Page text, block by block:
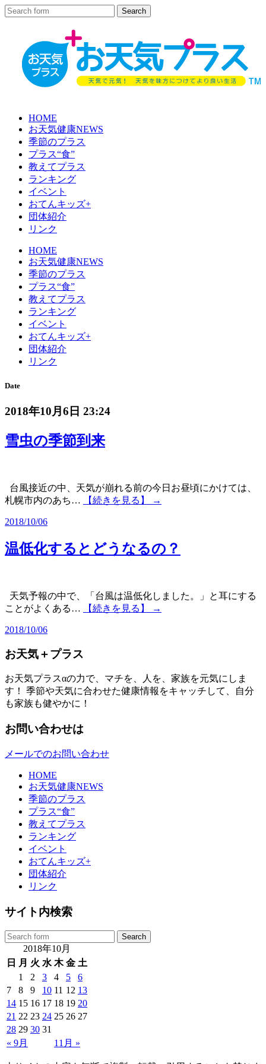
HOME
お天気健康NEWS
季節のプラス
プラス“食”
教えてプラス
ランキング
イベント
おてんキッズ+
団体紹介
リンク
HOME
お天気健康NEWS
季節のプラス
プラス“食”
教えてプラス
ランキング
イベント
おてんキッズ+
団体紹介
リンク
Date
2018年10月6日 23:24
雪虫の季節到来
台風接近の中、天気が崩れる前の今日お昼頃にかけては、
札幌市内のあち…
【続きを見る】 →
2018/10/06
温低化するとどうなるの？
天気予報の中で、「台風は温低化しました。」と耳にする
ことがよくある…
【続きを見る】 →
2018/10/06
お天気＋プラス
お天気プラスαの力で、マチを、人を、家族を元気にしま
す！ 季節や天気に合わせた健康情報をキャッチして、自分
も家族も健やかに！
お問い合わせは
メールでのお問い合わせ
HOME
お天気健康NEWS
季節のプラス
プラス“食”
教えてプラス
ランキング
イベント
おてんキッズ+
団体紹介
リンク
サイト内検索
2018年10月
日
月 火 水 木 金 土
« 9月 11月 »
1 2 3 4 5
6
7
8 9 10 11 12 13
14 15 16 17 18 19 20
21 22 23 24 25 26 27
28 29 30 31